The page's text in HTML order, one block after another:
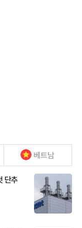
베트남
단추